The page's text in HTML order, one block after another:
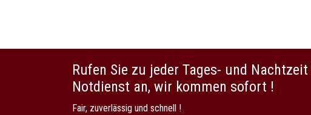
Rufen Sie zu jeder Tages- und
Notdienst an, wir kommen sofort !
Fair, zuverlässig und schnell !